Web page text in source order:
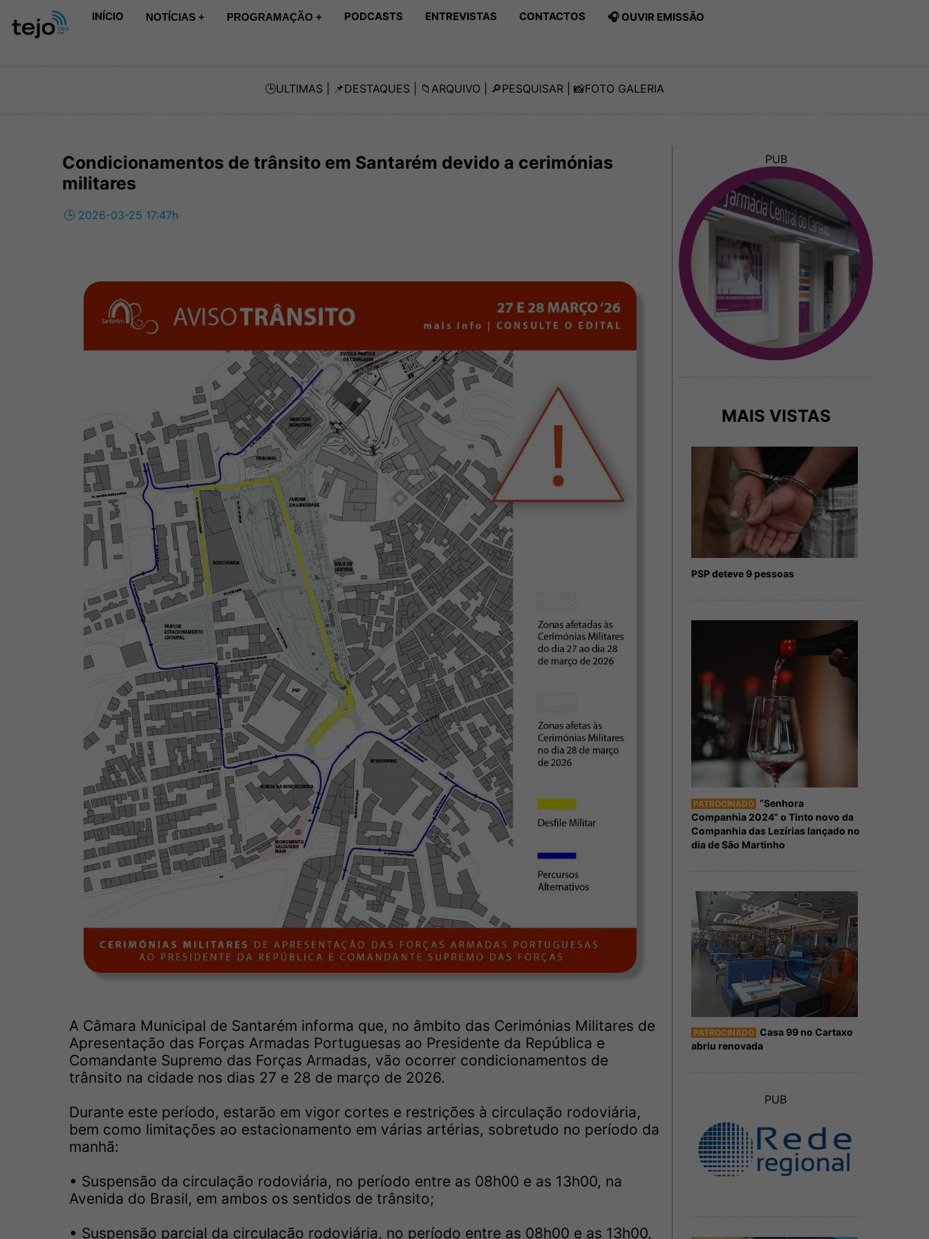
INÍCIO NOTÍCIAS + PROGRAMAÇÃO + PODCASTS ENTREVISTAS CONTACTOS 🎧 OUVIR EMISSÃO
🕒ULTIMAS | 📌DESTAQUES | 📁 ARQUIVO | 🔎PESQUISAR | 📸FOTO GALERIA
Condicionamentos de trânsito em Santarém devido a cerimónias
militares
🕒 2026-03-25 17:47h
A Câmara Municipal de Santarém informa que, no âmbito das Cerimónias Militares de
Apresentação das Forças Armadas Portuguesas ao Presidente da República e
Comandante Supremo das Forças Armadas, vão ocorrer condicionamentos de
trânsito na cidade nos dias 27 e 28 de março de 2026.
Durante este período, estarão em vigor cortes e restrições à circulação rodoviária,
bem como limitações ao estacionamento em várias artérias, sobretudo no período da
manhã:
• Suspensão da circulação rodoviária, no período entre as 08h00 e as 13h00, na
Avenida do Brasil, em ambos os sentidos de trânsito;
• Suspensão parcial da circulação rodoviária, no período entre as 08h00 e as 13h00,
PUB
MAIS VISTAS
PSP deteve 9 pessoas
PATROCINADO “Senhora
Companhia 2024” o Tinto novo da
Companhia das Lezírias lançado no
dia de São Martinho
PATROCINADO Casa 99 no Cartaxo
abriu renovada
PUB